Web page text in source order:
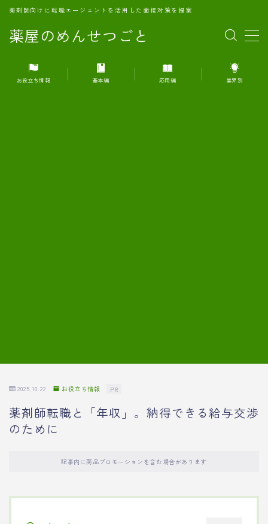
薬屋のめんせつごと
薬剤師向けに転職エージェントを活用した面接対策を提案
MENU
1.転職エージェントとは何か？
お役立ち情報 基本編 応用編 業界別
2025.10.22 お役立ち情報 PR
薬剤師転職と「年収」。納得できる給与交渉
のために
記事内に商品プロモーションを含む場合があります